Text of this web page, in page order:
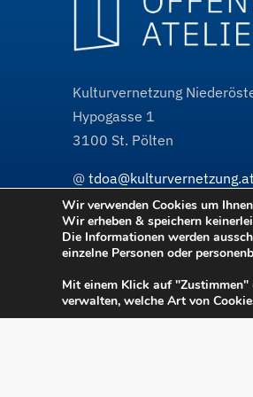
Kulturvernetzung
Hypogasse 1
3100 St. Pölten
@ tdoa@kulturvernetzung.at
w³www.kulturvernetzung.at
w³www.tdoa.at
Wir verwenden Cookies um
Wir erheben & speichern
Die Informationen werden
einzelne Personen oder
Mit einem Klick auf "Zustimmen"
verwalten, welche Art von